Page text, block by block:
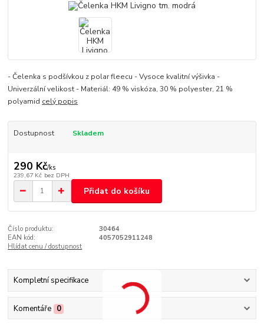
- Čelenka s podšívkou z polar fleecu - Vysoce kvalitní výšivka -
Univerzální velikost - Materiál: 49 % viskóza, 30 % polyester, 21 %
polyamid celý popis
Dostupnost Skladem
290 Kč/ks
239,67 Kč bez DPH
Přidat do košíku
Číslo produktu:
30464
EAN kód:
4057052911248
Hlídat cenu / dostupnost
Kompletní specifikace
Komentáře 0